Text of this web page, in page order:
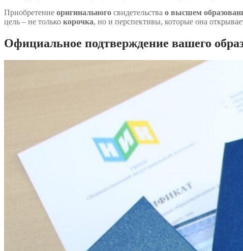
Приобретение оригинального свидетельства о высшем
цель – не только корочка, но и перспективы, которые она
Официальное подтверждение вашего